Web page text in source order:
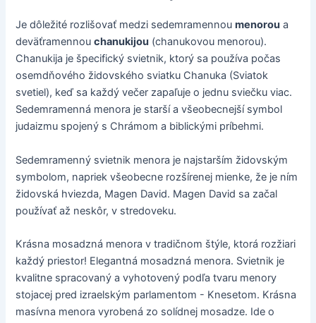
Je dôležité rozlišovať medzi sedemramennoumenorou a
deväťramennouchanukijou (chanukovou menorou).
Chanukija je špecifický svietnik, ktorý sa používa počas
osemdňového židovského sviatku Chanuka (Sviatok
svetiel), keď sa každý večer zapaľuje o jednu sviečku viac.
Sedemramenná menora je starší a všeobecnejší symbol
judaizmu spojený s Chrámom a biblickými príbehmi.
Sedemramenný svietnik menora je najstarším židovským
symbolom, napriek všeobecne rozšírenej mienke, že je ním
židovská hviezda, Magen David. Magen David sa začal
používať až neskôr, v stredoveku.
Krásna mosadzná menora v tradičnom štýle, ktorá rozžiari
každý priestor! Elegantná mosadzná menora. Svietnik je
kvalitne spracovaný a vyhotovený podľa tvaru menory
stojacej pred izraelským parlamentom - Knesetom. Krásna
masívna menora vyrobená zo solídnej mosadze. Ide o